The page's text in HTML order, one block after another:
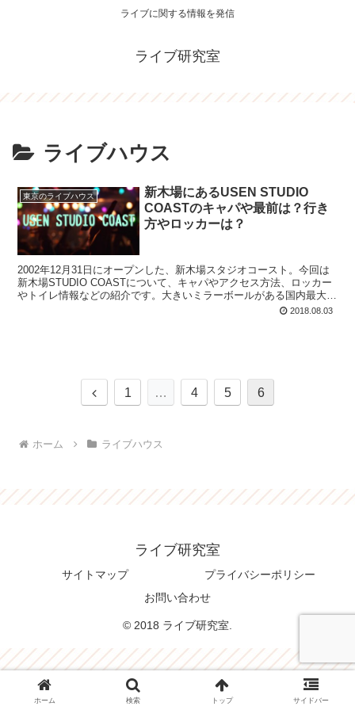
ライブに関する情報を発信
ライブ研究室
ライブハウス
東京のライブハウス
新木場にあるUSEN STUDIO
COASTのキャパや最前は？行き
方やロッカーは？
2002年12月31日にオープンした、新木場スタジオコースト。今回は
新木場STUDIO COASTについて、キャパやアクセス方法、ロッカー
やトイレ情報などの紹介です。大きいミラーボールがある国内最大級
規模のライブハウス。会場は同じでクラブイベントを行う『ageHa』
2018.08.03
前
1 … 4 5 6
ホーム ライブハウス
ライブ研究室
サイトマップ
プライバシーポリシー
お問い合わせ
© 2018 ライブ研究室.
ホーム 検索 トップ サイドバー